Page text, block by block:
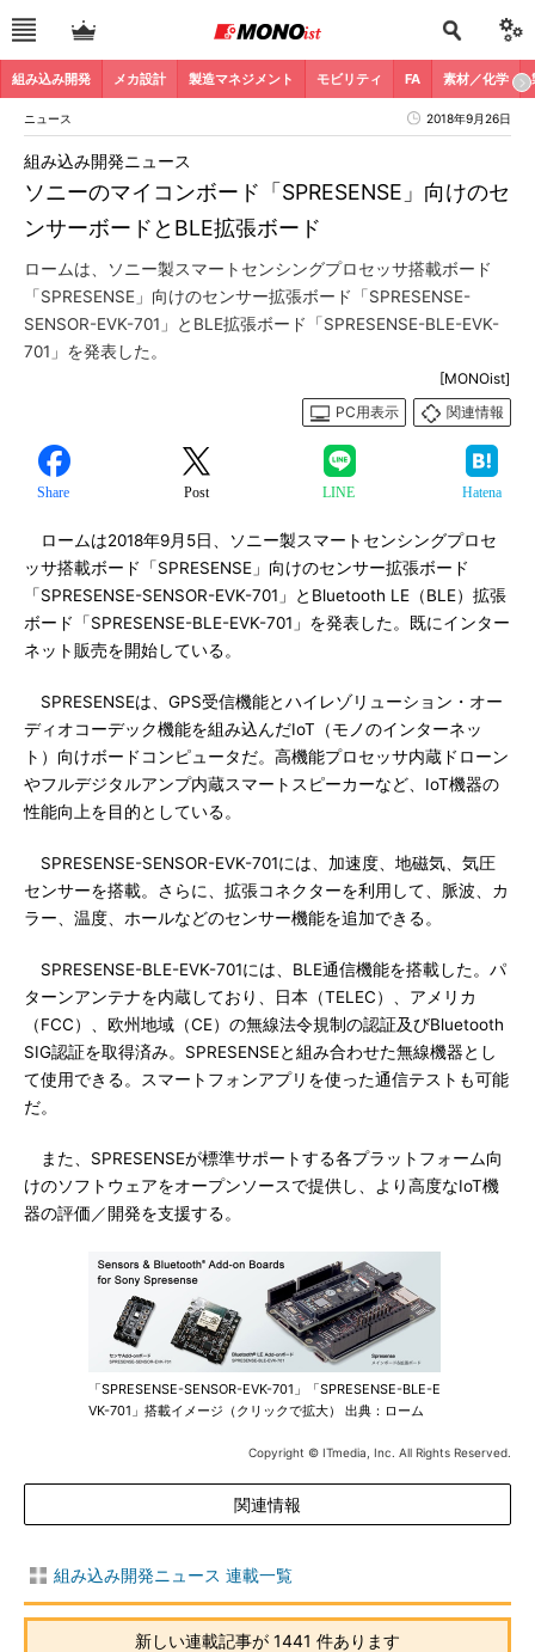
組み込み開発 メカ設計 製造マネジメント モビリティ FA 素材／化学
ニュース 2018年9月26日
ソニーのマイコンボード「SPRESENSE」向けのセ
ンサーボードとBLE拡張ボード
組み込み開発ニュース
ロームは、ソニー製スマートセンシングプロセッサ搭載ボード
「SPRESENSE」向けのセンサー拡張ボード「SPRESENSE-
SENSOR-EVK-701」とBLE拡張ボード「SPRESENSE-BLE-EVK-
701」を発表した。
[MONOist]
PC用表示
関連情報
Share Post LINE Hatena
ロームは2018年9月5日、ソニー製スマートセンシングプロセ
ッサ搭載ボード「SPRESENSE」向けのセンサー拡張ボード
「SPRESENSE-SENSOR-EVK-701」とBluetooth LE（BLE）拡張
ボード「SPRESENSE-BLE-EVK-701」を発表した。既にインター
ネット販売を開始している。
SPRESENSEは、GPS受信機能とハイレゾリューション・オー
ディオコーデック機能を組み込んだIoT（モノのインターネッ
ト）向けボードコンピュータだ。高機能プロセッサ内蔵ドローン
やフルデジタルアンプ内蔵スマートスピーカーなど、IoT機器の
性能向上を目的としている。
SPRESENSE-SENSOR-EVK-701には、加速度、地磁気、気圧
センサーを搭載。さらに、拡張コネクターを利用して、脈波、カ
ラー、温度、ホールなどのセンサー機能を追加できる。
SPRESENSE-BLE-EVK-701には、BLE通信機能を搭載した。パ
ターンアンテナを内蔵しており、日本（TELEC）、アメリカ
（FCC）、欧州地域（CE）の無線法令規制の認証及びBluetooth
SIG認証を取得済み。SPRESENSEと組み合わせた無線機器とし
て使用できる。スマートフォンアプリを使った通信テストも可能
だ。
また、SPRESENSEが標準サポートする各プラットフォーム向
けのソフトウェアをオープンソースで提供し、より高度なIoT機
器の評価／開発を支援する。
「SPRESENSE-SENSOR-EVK-701」「SPRESENSE-BLE-E
VK-701」搭載イメージ（クリックで拡大） 出典：ローム
Copyright © ITmedia, Inc. All Rights Reserved.
関連情報
組み込み開発ニュース 連載一覧
新しい連載記事が 1441 件あります